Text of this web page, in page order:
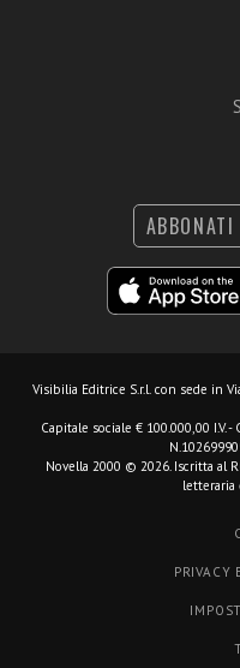
ABBONATI
Visibilia Editrice S.r.l. con sede in
Capitale sociale € 100.000,00 I.V. -
Novella 2000 © 2026. Iscritta al
letteraria
PRIVACY